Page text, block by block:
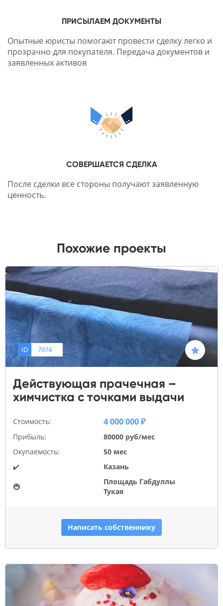
ПРИСЫЛАЕМ ДОКУМЕНТЫ
Опытные юристы помогают провести сделку легко и
прозрачно для покупателя. Передача документов и
заявленных активов
СОВЕРШАЕТСЯ СДЕЛКА
После сделки все стороны получают заявленную
ценность.
Похожие проекты
ID 7974
Действующая прачечная –
химчистка с точками выдачи
Стоимость: 4 000 000 ₽
Прибыль:
80000 руб/мес
Окупаемость:
50 мес
✔️
Казань
🚇
Площадь Габдуллы
Тукая
Написать собственнику